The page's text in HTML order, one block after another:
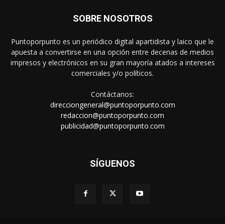
SOBRE NOSOTROS
Puntoporpunto es un periódico digital apartidista y laico que le
apuesta a convertirse en una opción entre decenas de medios
impresos y electrónicos en su gran mayoría atados a intereses
comerciales y/o políticos.
Contáctanos:
direcciongeneral@puntoporpunto.com
redaccion@puntoporpunto.com
publicidad@puntoporpunto.com
SÍGUENOS